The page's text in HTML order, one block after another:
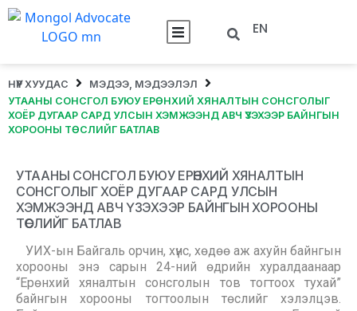
EN
НҮҮР ХУУДАС
МЭДЭЭ, МЭДЭЭЛЭЛ
УТААНЫ СОНСГОЛ БУЮУ ЕРӨНХИЙ ХЯНАЛТЫН СОНСГОЛЫГ
ХОЁР ДУГААР САРД УЛСЫН ХЭМЖЭЭНД АВЧ ҮЗЭХЭЭР БАЙНГЫН
ХОРООНЫ ТӨСЛИЙГ БАТЛАВ
УТААНЫ СОНСГОЛ БУЮУ ЕРӨНХИЙ ХЯНАЛТЫН
СОНСГОЛЫГ ХОЁР ДУГААР САРД УЛСЫН
ХЭМЖЭЭНД АВЧ ҮЗЭХЭЭР БАЙНГЫН ХОРООНЫ
ТӨСЛИЙГ БАТЛАВ
УИХ-ын Байгаль орчин, хүнс, хөдөө аж ахуйн байнгын
хорооны энэ сарын 24-ний өдрийн хуралдаанаар
“Ерөнхий хяналтын сонсголын тов тогтоох тухай”
байнгын хорооны тогтоолын төслийг хэлэлцэв.